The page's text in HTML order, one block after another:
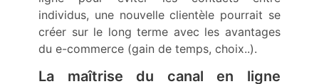
individus, une nouvelle clientèle pourrait se
créer sur le long terme avec les avantages
du e-commerce (gain de temps, choix..).
La maîtrise du canal en ligne